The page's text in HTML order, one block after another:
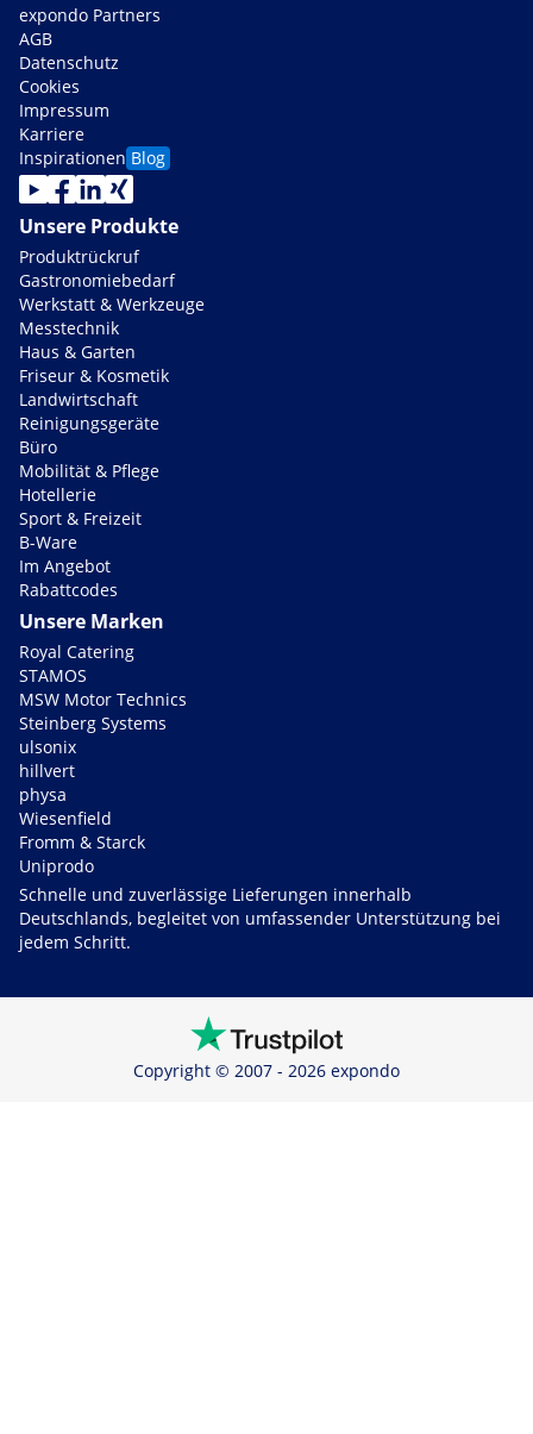
expondo Partners
AGB
Datenschutz
Cookies
Impressum
Karriere
Inspirationen Blog
Unsere Produkte
Produktrückruf
Gastronomiebedarf
Werkstatt & Werkzeuge
Messtechnik
Haus & Garten
Friseur & Kosmetik
Landwirtschaft
Reinigungsgeräte
Büro
Mobilität & Pflege
Hotellerie
Sport & Freizeit
B-Ware
Im Angebot
Rabattcodes
Unsere Marken
Royal Catering
STAMOS
MSW Motor Technics
Steinberg Systems
ulsonix
hillvert
physa
Wiesenfield
Fromm & Starck
Uniprodo
Schnelle und zuverlässige Lieferungen innerhalb
Deutschlands, begleitet von umfassender Unterstützung bei
jedem Schritt.
Copyright © 2007 - 2026 expondo